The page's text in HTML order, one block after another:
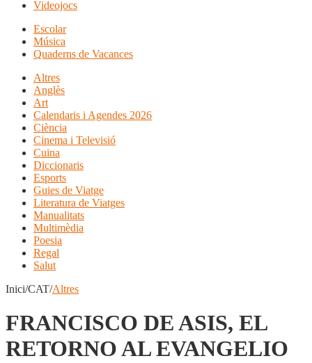
Videojocs
Escolar
Música
Quaderns de Vacances
Altres
Anglès
Art
Calendaris i Agendes 2026
Ciència
Cinema i Televisió
Cuina
Diccionaris
Esports
Guies de Viatge
Literatura de Viatges
Manualitats
Multimèdia
Poesia
Regal
Salut
Inici/CAT/Altres
FRANCISCO DE ASIS, EL
RETORNO AL EVANGELIO